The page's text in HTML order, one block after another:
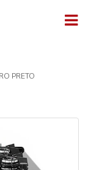
PRETO